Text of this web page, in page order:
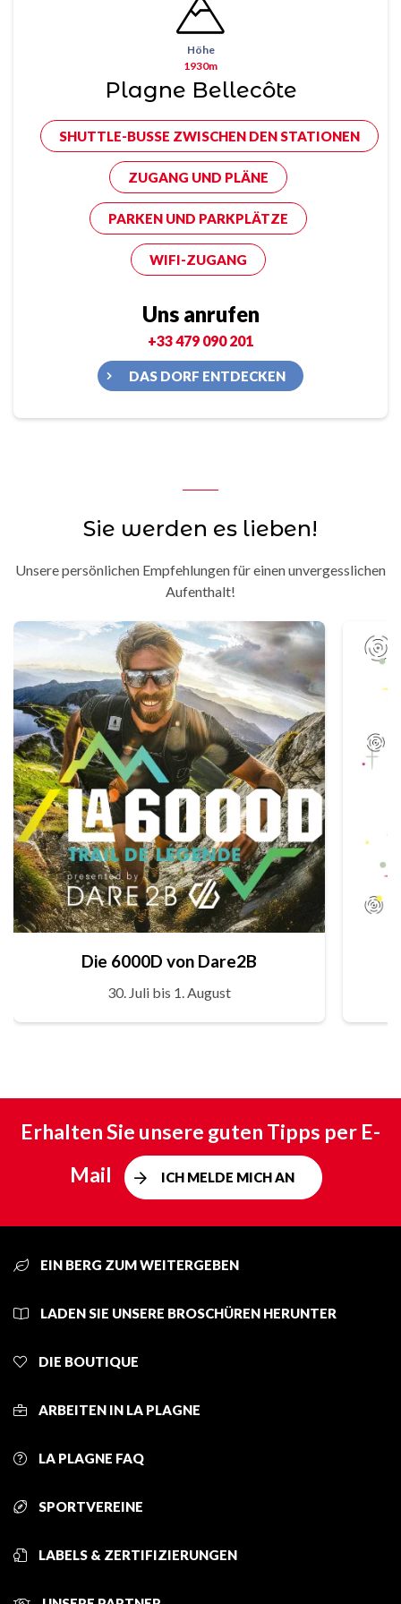
Höhe
1930m
Plagne Bellecôte
SHUTTLE-BUSSE ZWISCHEN DEN STATIONEN
ZUGANG UND PLÄNE
PARKEN UND PARKPLÄTZE
WIFI-ZUGANG
Uns anrufen
+33 479 090 201
DAS DORF ENTDECKEN
Sie werden es lieben!
Unsere persönlichen Empfehlungen für einen unvergesslichen
Aufenthalt!
Die 6000D von Dare2B
30. Juli bis 1. August
Erhalten Sie unsere guten Tipps per E-
Mail
ICH MELDE MICH AN
EIN BERG ZUM WEITERGEBEN
LADEN SIE UNSERE BROSCHÜREN HERUNTER
DIE BOUTIQUE
ARBEITEN IN LA PLAGNE
LA PLAGNE FAQ
SPORTVEREINE
LABELS & ZERTIFIZIERUNGEN